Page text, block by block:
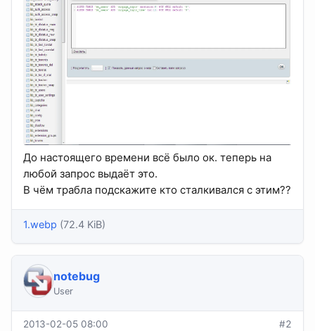
До настоящего времени всё было ок. теперь на
любой запрос выдаёт это.
В чём трабла подскажите кто сталкивался с этим??
1.webp (72.4 KiB)
notebug
User
2013-02-05 08:00 #2